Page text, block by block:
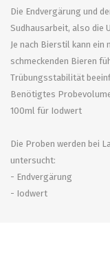
Die Endvergärung und
Sudhausarbeit, also die
Je nach Bierstil kann
schmeckenden Bieren
Trübungsstabilität
Benötigtes
100ml für Iodwert
Die Proben werden bei
untersucht:
- Endvergärung
- Iodwert